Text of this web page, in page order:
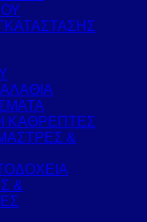
ΚΑΘΡΕΠΤΕΣ
&
&